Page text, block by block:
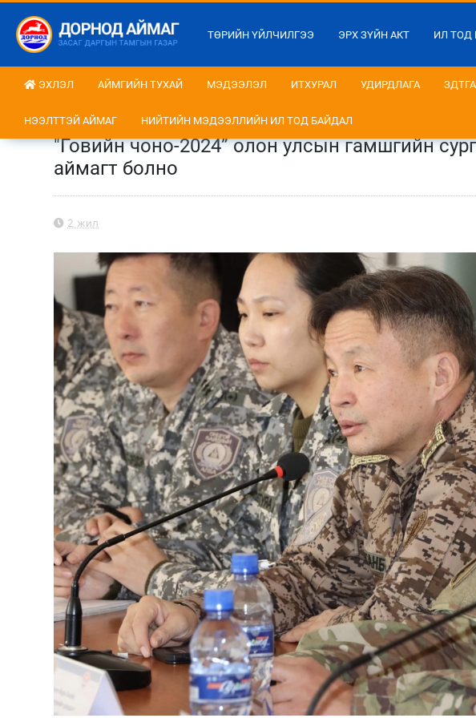
ТӨРИЙН ҮЙЛЧИЛГЭЭ ЭРХ ЗҮЙН АКТ ИЛ ТОД
ЭХЛЭЛ АЙМГИЙН ТУХАЙ МЭДЭЭЛЭЛ ИТХУРАЛ УДИРДЛАГА
НЭЭЛТТЭЙ АЙМАГ НИЙТИЙН МЭДЭЭЛЛИЙН ИЛ ТОД БАЙДАЛ
"Говийн чоно-2024” олон улсын гамшгийн
аймагт болно
2 жил